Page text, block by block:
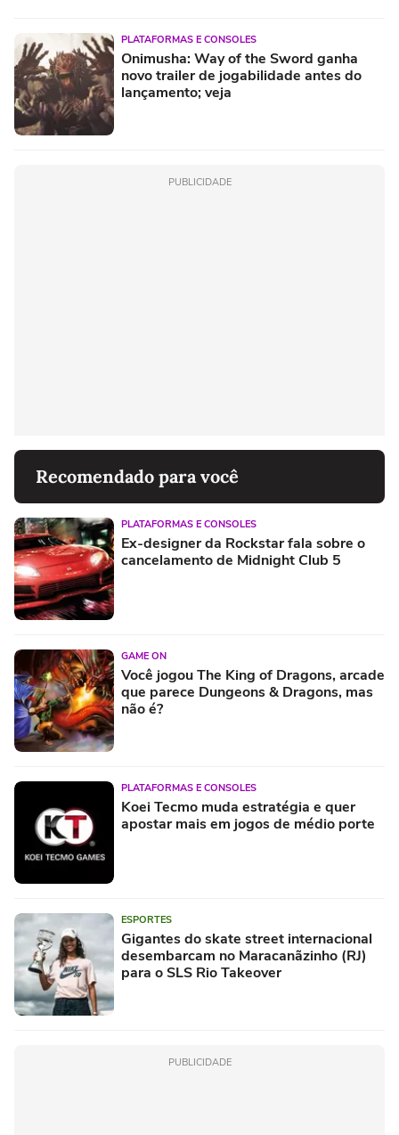
PLATAFORMAS E CONSOLES
Onimusha: Way of the Sword ganha
novo trailer de jogabilidade antes do
lançamento; veja
PUBLICIDADE
Recomendado para você
PLATAFORMAS E CONSOLES
Ex-designer da Rockstar fala sobre o
cancelamento de Midnight Club 5
GAME ON
Você jogou The King of Dragons, arcade
que parece Dungeons & Dragons, mas
não é?
PLATAFORMAS E CONSOLES
Koei Tecmo muda estratégia e quer
apostar mais em jogos de médio porte
ESPORTES
Gigantes do skate street internacional
desembarcam no Maracanãzinho (RJ)
para o SLS Rio Takeover
PUBLICIDADE